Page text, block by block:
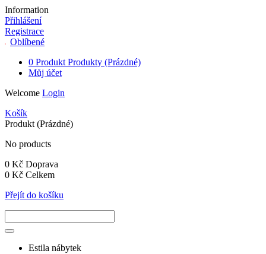
Information
Přihlášení
Registrace
Oblíbené
0 Produkt Produkty (Prázdné)
Můj účet
Welcome Login
Košík
Produkt (Prázdné)
No products
0 Kč Doprava
0 Kč Celkem
Přejít do košíku
Estila nábytek